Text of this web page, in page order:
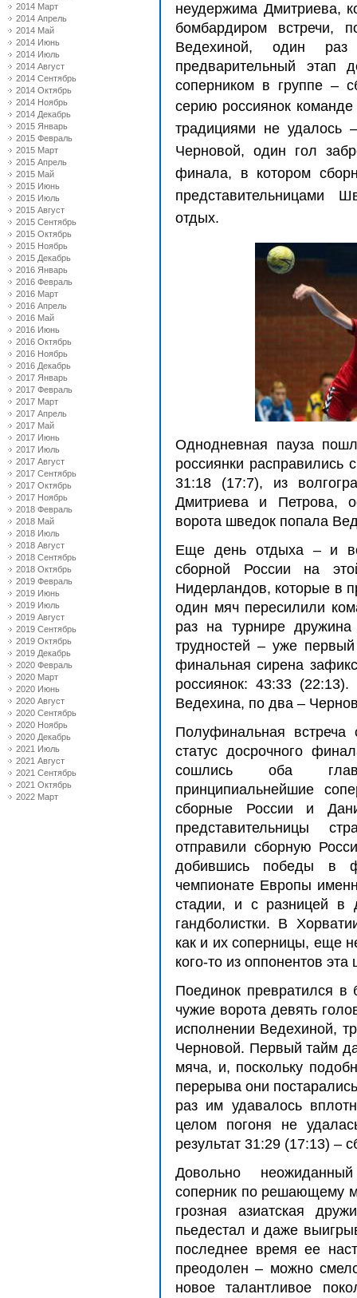
2014 Март
2014 Апрель
2014 Май
2014 Июнь
2014 Июль
2014 Август
2014 Сентябрь
2014 Октябрь
2014 Ноябрь
2014 Декабрь
2015 Январь
2015 Февраль
2015 Март
2015 Апрель
2015 Май
2015 Июнь
2015 Июль
2015 Август
2015 Сентябрь
2015 Октябрь
2015 Ноябрь
2015 Декабрь
2016 Январь
2016 Февраль
2016 Март
2016 Апрель
2016 Май
2016 Июнь
2016 Октябрь
2016 Ноябрь
2016 Декабрь
2017 Январь
2017 Февраль
2017 Март
2017 Апрель
2017 Май
2017 Июнь
2017 Июль
2017 Август
2017 Сентябрь
2017 Октябрь
2017 Ноябрь
2018 Февраль
2018 Май
2018 Июль
2018 Август
2018 Сентябрь
2018 Октябрь
2019 Февраль
2019 Июнь
2019 Июль
2019 Август
2019 Сентябрь
2019 Октябрь
2019 Декабрь
2020 Февраль
2020 Март
2020 Июнь
2020 Август
2020 Сентябрь
2020 Ноябрь
2020 Декабрь
2021 Июль
2021 Август
2021 Сентябрь
2021 Октябрь
2022 Март
неудержима Дмитриева,
бомбардиром встречи,
Ведехиной, один раз
предварительный этап
соперником в группе –
серию россиянок
традициями не удалось
Черновой, один гол
финала, в котором
представительницами
отдых.
Однодневная пауза
россиянки расправились
31:18 (17:7), из
Дмитриева и Петрова,
ворота шведок попала
Еще день отдыха – и
сборной России на
Нидерландов, которые в
один мяч пересилили
раз на турнире
трудностей – уже
финальная сирена
россиянок: 43:33
Ведехина, по два –
Полуфинальная
статус досрочного
сошлись оба
принципиальнейшие
сборные России и
представительницы
отправили сборную
добившись победы в
чемпионате Европы
стадии, и с разницей в
гандболистки. В
как и их соперницы, еще
кого-то из оппонентов
Поединок превратился
чужие ворота девять
исполнении Ведехиной,
Черновой. Первый тайм
мяча, и, поскольку
перерыва они
раз им удавалось
целом погоня не
результат 31:29 (17:13) –
Довольно
соперник по решающему
грозная азиатская
пьедестал и даже
последнее время ее
преодолен – можно
новое талантливое